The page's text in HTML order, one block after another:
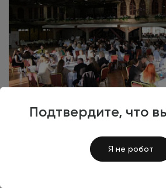
Подтвердите, что
Я не робот